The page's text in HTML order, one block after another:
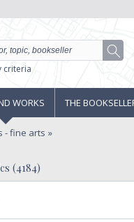
criteria
WORKS THE
- fine arts
(4184)